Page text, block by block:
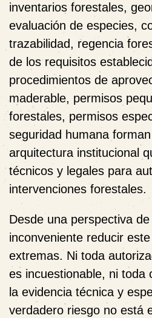
inventarios forestales,
evaluación de especies,
trazabilidad, regencia
de los requisitos
procedimientos de
maderable, permisos
forestales, permisos
seguridad humana
arquitectura institucional
técnicos y legales para
intervenciones forestales.
Desde una perspectiva
inconveniente reducir
extremas. Ni toda
es incuestionable, ni toda
la evidencia técnica y
verdadero riesgo no está